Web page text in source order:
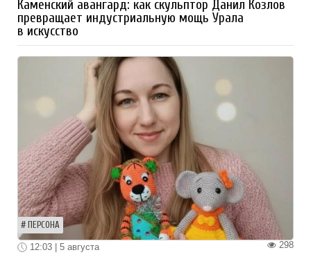
Каменский авангард: как скульптор Данил Козлов
превращает индустриальную мощь Урала
в искусство
ПЕРСОНА
298
12:03 | 5 августа